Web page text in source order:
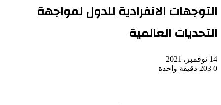
التوجهات الانفرادية للدول لمواجهة
التحديات العالمية
14 نوفمبر، 2021
0
دقيقة واحدة